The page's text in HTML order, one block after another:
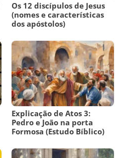
Os 12 discípulos de Jesus
(nomes e características
dos apóstolos)
Explicação de Atos 3:
Pedro e João na porta
Formosa (Estudo Bíblico)